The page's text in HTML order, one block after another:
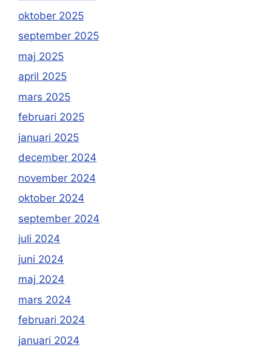
oktober 2025
september 2025
maj 2025
april 2025
mars 2025
februari 2025
januari 2025
december 2024
november 2024
oktober 2024
september 2024
juli 2024
juni 2024
maj 2024
mars 2024
februari 2024
januari 2024